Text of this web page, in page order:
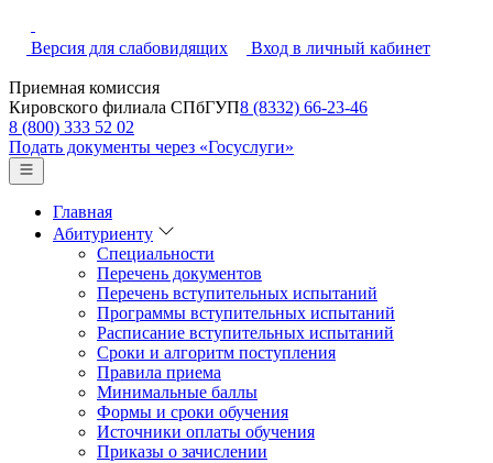
Версия для слабовидящих Вход в личный кабинет
Приемная комиссия
Кировского филиала СПбГУП8 (8332) 66-23-46
8 (800) 333 52 02
Подать документы через «Госуслуги»
Главная
Абитуриенту
Специальности
Перечень документов
Перечень вступительных испытаний
Программы вступительных испытаний
Расписание вступительных испытаний
Сроки и алгоритм поступления
Правила приема
Минимальные баллы
Формы и сроки обучения
Источники оплаты обучения
Приказы о зачислении